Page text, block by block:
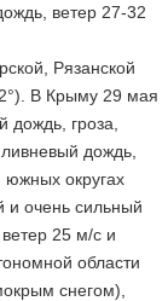
ветер 27-32
Рязанской
В Крыму 29 мая
дождь, гроза,
дождь,
южных округах
и очень сильный
25 м/с и
области
снегом),